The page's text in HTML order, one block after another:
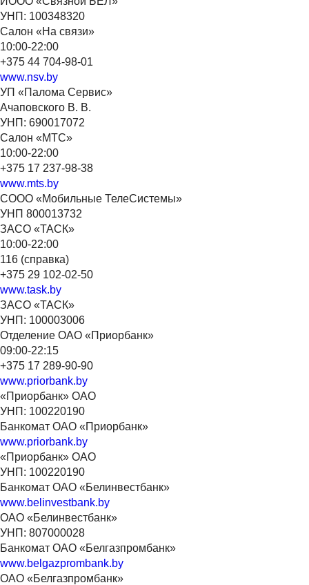
УНП: 100348320
Салон «На связи»
10:00-22:00
+375 44 704-98-01
www.nsv.by
УП «Палома Сервис»
Ачаповского В. В.
УНП: 690017072
Салон «МТС»
10:00-22:00
+375 17 237-98-38
www.mts.by
СООО «Мобильные ТелеСистемы»
УНП 800013732
ЗАСО «ТАСК»
10:00-22:00
116 (справка)
+375 29 102-02-50
www.task.by
ЗАСО «ТАСК»
УНП: 100003006
Отделение ОАО «Приорбанк»
09:00-22:15
+375 17 289-90-90
www.priorbank.by
«Приорбанк» ОАО
УНП: 100220190
Банкомат ОАО «Приорбанк»
www.priorbank.by
«Приорбанк» ОАО
УНП: 100220190
Банкомат ОАО «Белинвестбанк»
www.belinvestbank.by
ОАО «Белинвестбанк»
УНП: 807000028
Банкомат ОАО «Белгазпромбанк»
www.belgazprombank.by
ОАО «Белгазпромбанк»